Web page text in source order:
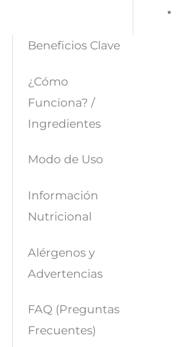
Beneficios Clave
¿Cómo
Funciona? /
Ingredientes
Modo de Uso
Información
Nutricional
Alérgenos y
Advertencias
FAQ (Preguntas
Frecuentes)